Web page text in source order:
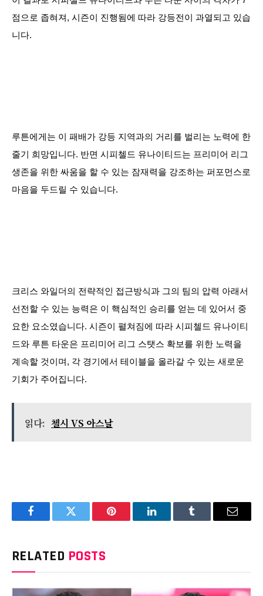
점으로 좁혀져, 시즌이 진행됨에 따라 강등전이 과열되고 있습
니다.
루튼에게는 이 패배가 강등 지역과의 거리를 벌리는 노력에 한
줄기 희망입니다. 반면 시피첼드 유나이티드는 프리미어 리그
생존을 위한 싸움을 할 수 있는 잠재력을 강조하는 퍼포먼스로
마음을 두드릴 수 있습니다.
크리스 와일더의 전략적인 접근방식과 그의 팀의 압력 아래서
선전할 수 있는 능력은 이 핵심적인 승리를 얻는 데 있어서 중
요한 요소였습니다. 시즌이 펼쳐짐에 따라 시피첼드 유나이티
드와 루튼 타운은 프리미어 리그 스탯스 확보를 위한 노력을
계속할 것이며, 각 경기에서 테이블을 올라갈 수 있는 새로운
기회가 주어집니다.
읽다: 첼시 VS 아스날
FacebookTwitter Pinterest LinkedInTumblr Email
RELATED POSTS